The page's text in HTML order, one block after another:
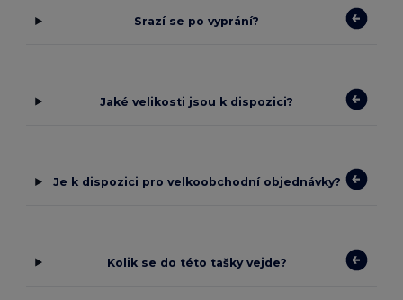
Srazí se po vyprání?
Jaké velikosti jsou k dispozici?
Je k dispozici pro velkoobchodní objednávky?
Kolik se do této tašky vejde?